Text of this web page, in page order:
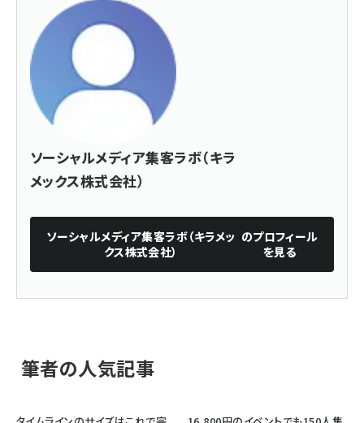
ソーシャルメディア集客ラボ（キラ
メックス株式会社）
ソーシャルメディア集客ラボ（キラメッ
クス株式会社）
のプロフィール
を見る
筆者の人気記事